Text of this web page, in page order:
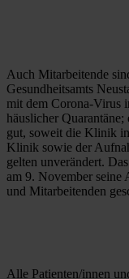
Auch Mitarbeitende
Gesundheitsamts
mit dem Corona-Virus
häuslicher Quarantäne;
gut, soweit die Klinik
Klinik sowie der
gelten unverändert.
am 9. November seine
und Mitarbeitenden
Alle Patienten/innen